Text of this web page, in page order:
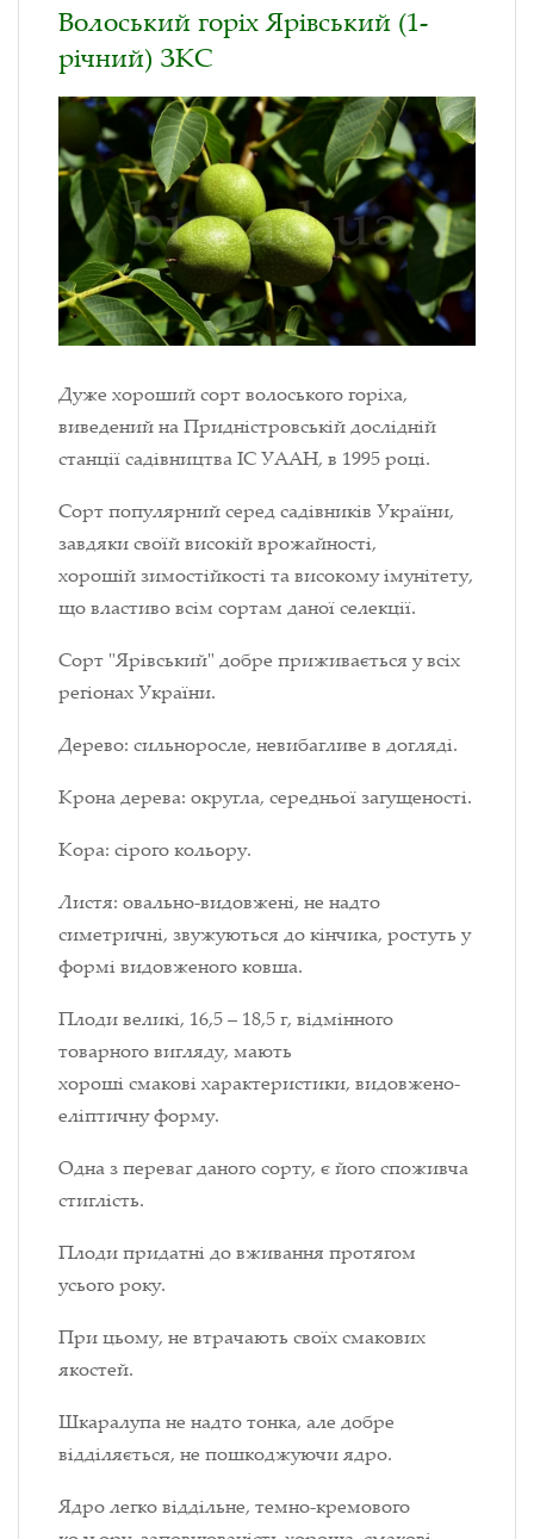
Волоський горіх Ярівський (1-
річний) ЗКС
Дуже хороший сорт волоського горіха,
виведений на Придністровській дослідній
станції садівництва ІС УААН, в 1995 році.
Сорт популярний серед садівників України,
завдяки своїй високій врожайності,
хорошій зимостійкості та високому імунітету,
що властиво всім сортам даної селекції.
Сорт "Ярівський" добре приживається у всіх
регіонах України.
Дерево: сильноросле, невибагливе в догляді.
Крона дерева: округла, середньої загущеності.
Кора: сірого кольору.
Листя: овально-видовжені, не надто
симетричні, звужуються до кінчика, ростуть у
формі видовженого ковша.
Плоди великі, 16,5 – 18,5 г, відмінного
товарного вигляду, мають
хороші смакові характеристики, видовжено-
еліптичну форму.
Одна з переваг даного сорту, є його споживча
стиглість.
Плоди придатні до вживання протягом
усього року.
При цьому, не втрачають своїх смакових
якостей.
Шкаралупа не надто тонка, але добре
відділяється, не пошкоджуючи ядро.
Ядро легко віддільне, темно-кремового